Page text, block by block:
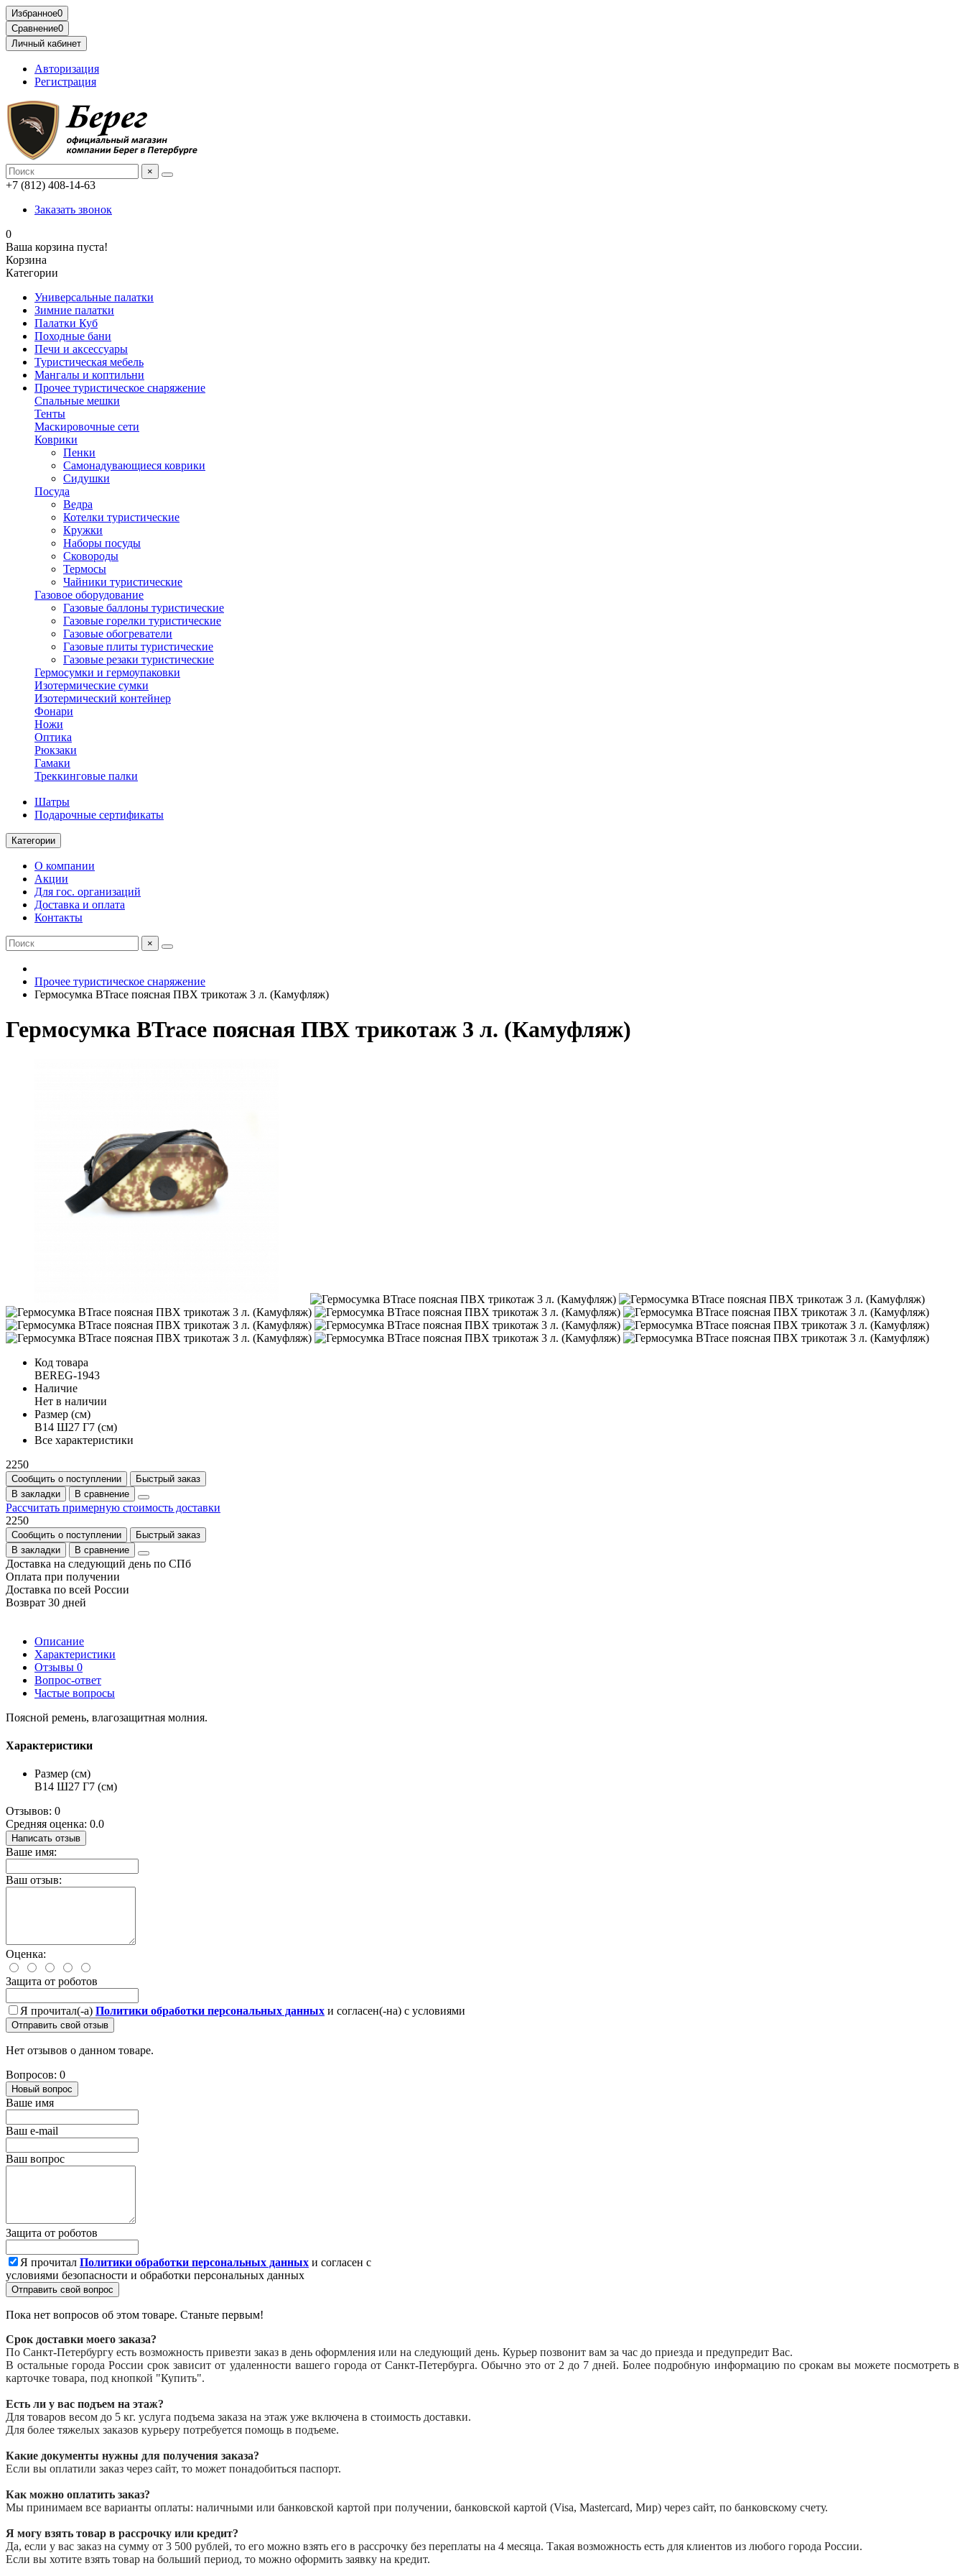
Избранное0
Сравнение0
Личный кабинет
Авторизация
Регистрация
×
+7 (812) 408-14-63
Заказать звонок
0
Ваша корзина пуста!
Корзина
Категории
Универсальные палатки
Зимние палатки
Палатки Куб
Походные бани
Печи и аксессуары
Туристическая мебель
Мангалы и коптильни
Прочее туристическое снаряжение
Спальные мешки
Тенты
Маскировочные сети
Коврики
Пенки
Самонадувающиеся коврики
Сидушки
Посуда
Ведра
Котелки туристические
Кружки
Наборы посуды
Сковороды
Термосы
Чайники туристические
Газовое оборудование
Газовые баллоны туристические
Газовые горелки туристические
Газовые обогреватели
Газовые плиты туристические
Газовые резаки туристические
Гермосумки и гермоупаковки
Изотермические сумки
Изотермический контейнер
Фонари
Ножи
Оптика
Рюкзаки
Гамаки
Треккинговые палки
Шатры
Подарочные сертификаты
Категории
О компании
Акции
Для гос. организаций
Доставка и оплата
Контакты
×
Прочее туристическое снаряжение
Гермосумка BTrace поясная ПВХ трикотаж 3 л. (Камуфляж)
Гермосумка BTrace поясная ПВХ трикотаж 3 л. (Камуфляж)
Код товара
BEREG-1943
Наличие
Нет в наличии
Размер (см)
В14 Ш27 Г7 (см)
Все характеристики
2250
Сообщить о поступлении
Быстрый заказ
В закладки
В сравнение
Рассчитать примерную стоимость доставки
2250
Сообщить о поступлении
Быстрый заказ
В закладки
В сравнение
Доставка на следующий день по СПб
Оплата при получении
Доставка по всей России
Возврат 30 дней
Описание
Характеристики
Отзывы 0
Вопрос-ответ
Частые вопросы
Поясной ремень, влагозащитная молния.
Характеристики
Размер (см)
В14 Ш27 Г7 (см)
Отзывов: 0
Средняя оценка: 0.0
Написать отзыв
Ваше имя:
Ваш отзыв:
Оценка:
Защита от роботов
Я прочитал(-а) Политики обработки персональных данных и согласен(-на) с условиями
Отправить свой отзыв
Нет отзывов о данном товаре.
Вопросов: 0
Новый вопрос
Ваше имя
Ваш e-mail
Ваш вопрос
Защита от роботов
Я прочитал Политики обработки персональных данных и согласен с
условиями безопасности и обработки персональных данных
Отправить свой вопрос
Пока нет вопросов об этом товаре. Станьте первым!
Срок доставки моего заказа?
По Санкт-Петербургу есть возможность привезти заказ в день оформления или на следующий день. Курьер позвонит вам за час до приезда и предупредит Вас.
В остальные города России срок зависит от удаленности вашего города от Санкт-Петербурга. Обычно это от 2 до 7 дней. Более подробную информацию по срокам вы можете посмотреть в
карточке товара, под кнопкой "Купить".
Есть ли у вас подъем на этаж?
Для товаров весом до 5 кг. услуга подъема заказа на этаж уже включена в стоимость доставки.
Для более тяжелых заказов курьеру потребуется помощь в подъеме.
Какие документы нужны для получения заказа?
Если вы оплатили заказ через сайт, то может понадобиться паспорт.
Как можно оплатить заказ?
Мы принимаем все варианты оплаты: наличными или банковской картой при получении, банковской картой (Visa, Mastercard, Мир) через сайт, по банковскому счету.
Я могу взять товар в рассрочку или кредит?
Да, если у вас заказ на сумму от 3 500 рублей, то его можно взять его в рассрочку без переплаты на 4 месяца. Такая возможность есть для клиентов из любого города России.
Если вы хотите взять товар на больший период, то можно оформить заявку на кредит.